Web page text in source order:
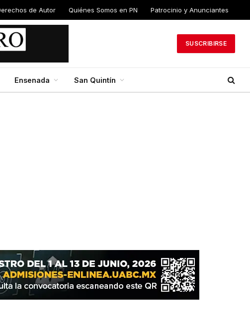
de Autor Quiénes Somos en PN Patrocinio y Anunciantes
SUSCRIBIRSE
Ensenada San Quintín